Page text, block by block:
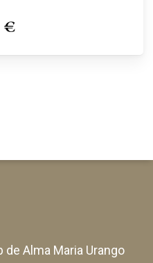
€
deAlma Maria Urango